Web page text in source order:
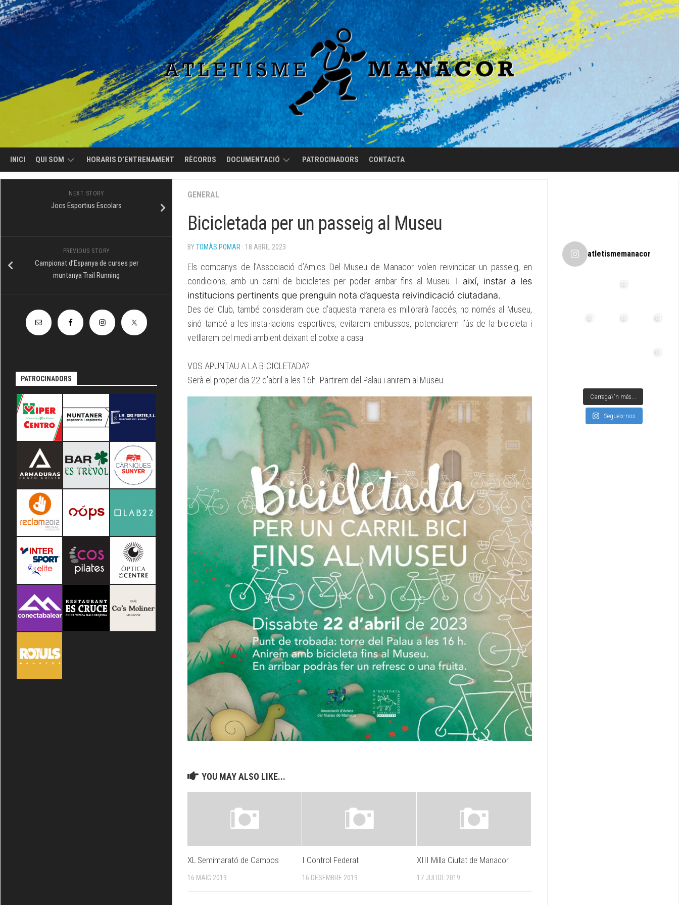
Skip
to
content
INICI QUI SOM HORARIS D’ENTRENAMENT RÈCORDS DOCUMENTACIÓ
INTERN
BECA
CLUB
ATLETISME
PATROCINADORS CONTACTA
GENERAL
Bicicletada per un passeig al Museu
BYTOMÀS POMAR · 18 ABRIL 2023
Els companys de l’Associació d’Amics Del Museu de Manacor volen reivindicar un passeig, en
condicions, amb un carril de bicicletes per poder arribar fins al Museu. I així, instar a les
institucions pertinents que prenguin nota d’aquesta reivindicació ciutadana.
Des del Club, també consideram que d’aquesta manera es millorarà l’accés, no només al Museu,
sinó també a les instal·lacions esportives, evitarem embussos, potenciarem l’ús de la bicicleta i
vetllarem pel medi ambient deixant el cotxe a casa.
VOS APUNTAU A LA BICICLETADA?
Serà el proper dia 22 d’abril a les 16h. Partirem del Palau i anirem al Museu.
YOU MAY ALSO LIKE...
XL Semimarató de Campos
16 MAIG 2019
I Control Federat
16 DESEMBRE 2019
XIII Milla Ciutat de Manacor
17 JULIOL 2019
NEXT STORY
Jocs Esportius Escolars
PREVIOUS STORY
Campionat d’Espanya de curses per
muntanya Trail Running
PATROCINADORS
atletismemanacor
Carrega\'n més...
Segueix-nos